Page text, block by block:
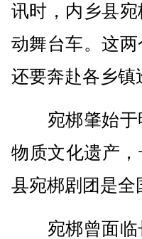
讯时，内乡县
动舞台车。这
还要奔赴各乡镇
宛梆肇始于
物质文化遗产
县宛梆剧团是全
宛梆曾面临